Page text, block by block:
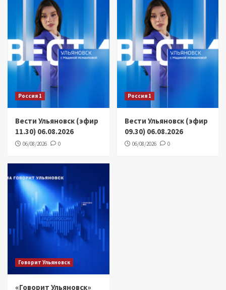
Россия 1
Вести Ульяновск (эфир
11.30) 06.08.2026
06/08/2026 0
Россия 1
Вести Ульяновск (эфир
09.30) 06.08.2026
06/08/2026 0
Говорит Ульяновск
«Говорит Ульяновск»